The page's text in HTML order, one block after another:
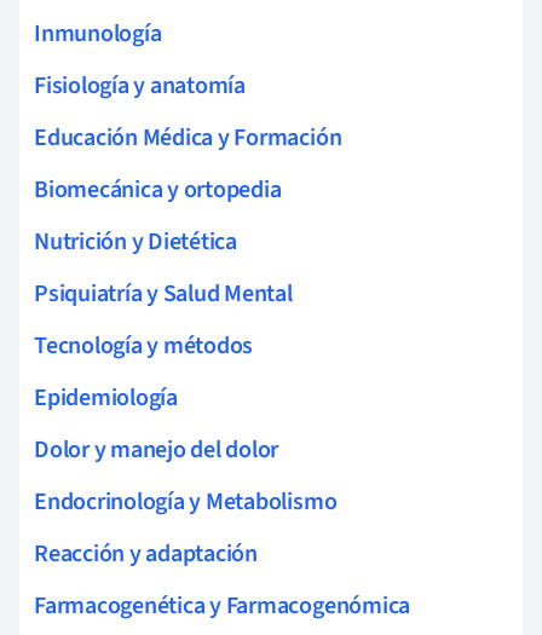
Inmunología
Fisiología y anatomía
Educación Médica y Formación
Biomecánica y ortopedia
Nutrición y Dietética
Psiquiatría y Salud Mental
Tecnología y métodos
Epidemiología
Dolor y manejo del dolor
Endocrinología y Metabolismo
Reacción y adaptación
Farmacogenética y Farmacogenómica